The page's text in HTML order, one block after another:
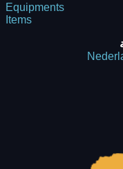
Equipments
Items